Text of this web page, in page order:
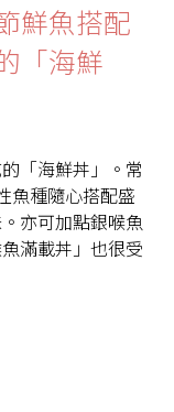
鮮魚搭配
「海鮮
「海鮮丼」。常
魚種隨心搭配盛
亦可加點銀喉魚
滿載丼」也很受